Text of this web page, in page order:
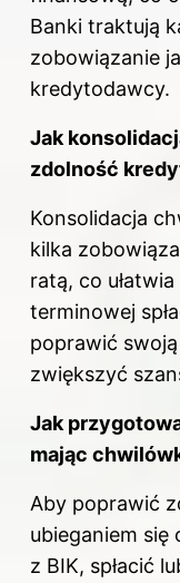
Banki traktują
zobowiązanie
kredytodawcy.
Jak
zdolność
Konsolidacja
kilka
ratą, co
terminowej
poprawić
zwiększyć
Jak
mając
Aby poprawić
ubieganiem
z BIK, spłacić